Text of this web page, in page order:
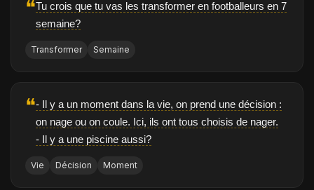
❝Tu crois que tu vas les transformer en footballeurs en 7
semaine?
Transformer Semaine
❝- Il y a un moment dans la vie, on prend une décision :
on nage ou on coule. Ici, ils ont tous choisis de nager.
- Il y a une piscine aussi?
Vie Décision Moment